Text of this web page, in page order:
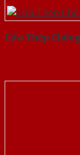
Cửa Thép